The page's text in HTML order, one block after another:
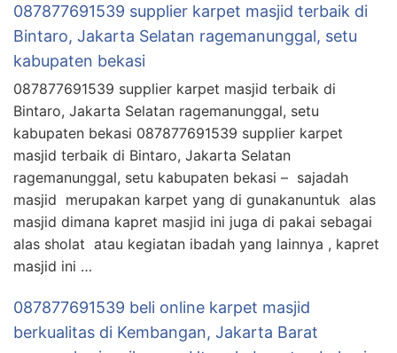
087877691539 supplier karpet masjid terbaik di
Bintaro, Jakarta Selatan ragemanunggal, setu
kabupaten bekasi
087877691539 supplier karpet masjid terbaik di
Bintaro, Jakarta Selatan ragemanunggal, setu
kabupaten bekasi 087877691539 supplier karpet
masjid terbaik di Bintaro, Jakarta Selatan
ragemanunggal, setu kabupaten bekasi – sajadah
masjid merupakan karpet yang di gunakanuntuk alas
masjid dimana kapret masjid ini juga di pakai sebagai
alas sholat atau kegiatan ibadah yang lainnya , kapret
masjid ini …
087877691539 beli online karpet masjid
berkualitas di Kembangan, Jakarta Barat